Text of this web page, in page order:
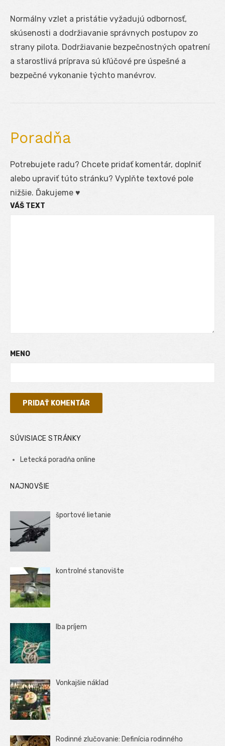
Normálny vzlet a pristátie vyžadujú odbornosť,
skúsenosti a dodržiavanie správnych postupov zo
strany pilota. Dodržiavanie bezpečnostných opatrení
a starostlivá príprava sú kľúčové pre úspešné a
bezpečné vykonanie týchto manévrov.
Poradňa
Potrebujete radu? Chcete pridať komentár, doplniť
alebo upraviť túto stránku? Vyplňte textové pole
nižšie. Ďakujeme ♥
VÁŠ TEXT
MENO
SÚVISIACE STRÁNKY
Letecká poradňa online
NAJNOVŠIE
športové lietanie
kontrolné stanovište
Iba príjem
Vonkajšie náklad
Rodinné zlučovanie: Definícia rodinného